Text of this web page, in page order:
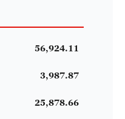
56,924.11
3,987.87
25,878.66